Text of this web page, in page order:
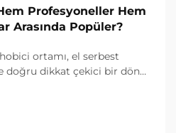
Profesyoneller Hem
Arasında Popüler?
ortamı, el serbest
doğru dikkat çekici bir dönüş
bir araç haline